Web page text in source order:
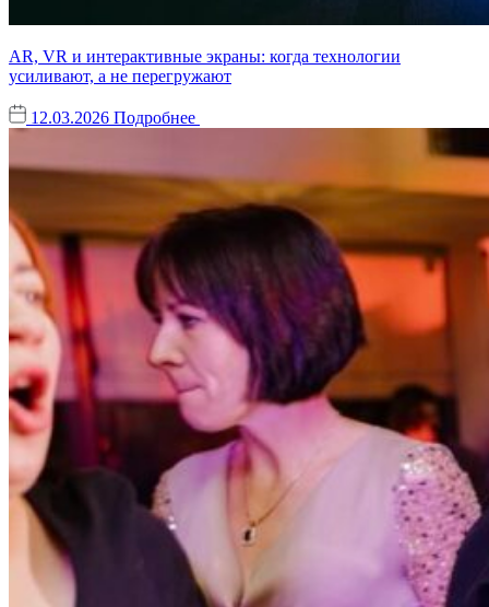
AR, VR и интерактивные экраны: когда технологии
усиливают, а не перегружают
12.03.2026 Подробнее